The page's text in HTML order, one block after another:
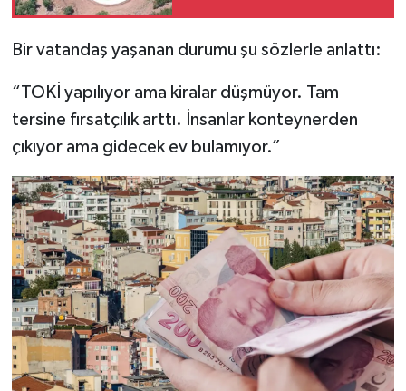
Bir vatandaş yaşanan durumu şu sözlerle anlattı:
“TOKİ yapılıyor ama kiralar düşmüyor. Tam
tersine fırsatçılık arttı. İnsanlar konteynerden
çıkıyor ama gidecek ev bulamıyor.”